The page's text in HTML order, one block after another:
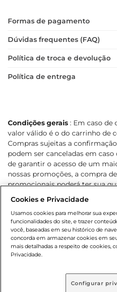
Formas de pagamento
Dúvidas frequentes (FAQ)
Política de troca e devolução
Política de entrega
Condições gerais : Em caso de
valor válido é o do carrinho de
Compras sujeitas a
podem ser canceladas em
de garantir o acesso de um
nossas promoções, a compra
promocionais poderá ter sua
cliente. Os preços, ofertas e
o e-commerce e válidos
sofrer alterações sem prévia
de bebidas alcoólicas para
Lei n.º 8069/90, art. 81, inciso II
Adolescente). Preços e
www.bretas.com.br
Cookies e Privacidade
Usamos cookies para melhorar sua
funcionalidades do site, e trazer
você, baseadas em seu histórico de
concorda em armazenar cookies em
mais detalhadas a respeito de cookies,
Privacidade.
Configurar